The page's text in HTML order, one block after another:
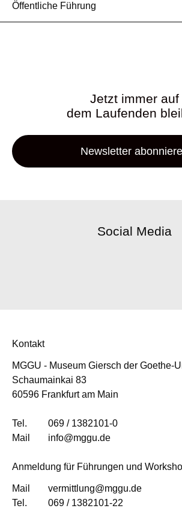
Öffentliche Führung
Jetzt immer auf
dem Laufenden
Newsletter
Social Media
Kontakt
MGGU - Museum Giersch der Goethe-
Schaumainkai 83
60596 Frankfurt am Main
Tel.
069 / 1382101-0
Mail
info@mggu.de
Anmeldung für Führungen und
Mail
vermittlung@mggu.de
Tel.
069 / 1382101-22